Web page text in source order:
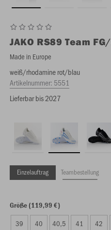
JAKO RS89 Team
Made in Europe
weiß/rhodamine rot/blau
Artikelnummer: 5551
Lieferbar bis 2027
Einzelauftrag Teambestellung
Größe (119,99 €)
39 40 40,5 41 42